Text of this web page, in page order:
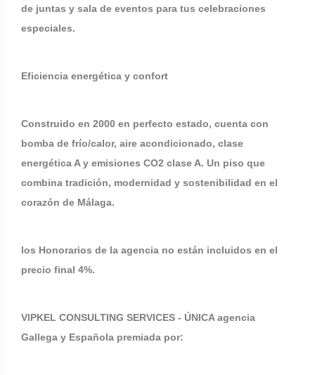
de juntas y sala de eventos para tus celebraciones
especiales.
Eficiencia energética y confort
Construido en 2000 en perfecto estado, cuenta con
bomba de frío/calor, aire acondicionado, clase
energética A y emisiones CO2 clase A. Un piso que
combina tradición, modernidad y sostenibilidad en el
corazón de Málaga.
los Honorarios de la agencia no están incluidos en el
precio final 4%.
VIPKEL CONSULTING SERVICES - ÚNICA agencia
Gallega y Española premiada por: